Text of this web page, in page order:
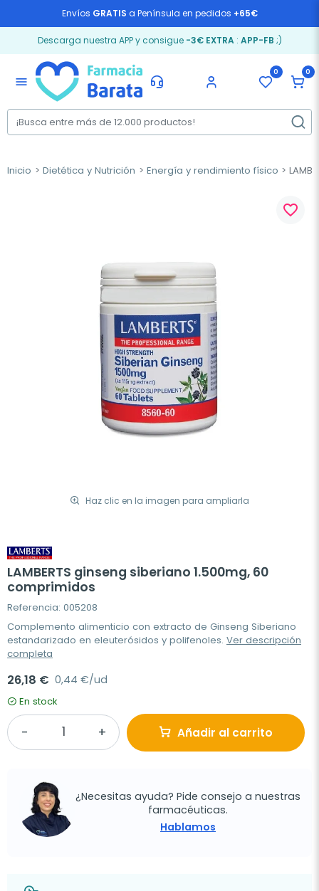
Envíos GRATIS a Península en pedidos +65€
Descarga nuestra APP y consigue -3€ EXTRA: APP-FB ;)
menu
0 0
Inicio Dietética y Nutrición Energía y rendimiento físico
Haz clic en la imagen para ampliarla
favorite_border
LAMBERTS ginseng siberiano 1.500mg, 60
comprimidos
Referencia: 005208
Complemento alimenticio con extracto de Ginseng Siberiano
estandarizado en eleuterósidos y polifenoles. Ver descripción
completa
26,18 € 0,44 €/ud
En stock
Añadir al carrito
¿Necesitas ayuda? Pide consejo a nuestras
farmacéuticas.
Hablamos